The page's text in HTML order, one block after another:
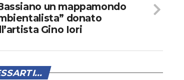
un mappamondo
donato
Gino Iori